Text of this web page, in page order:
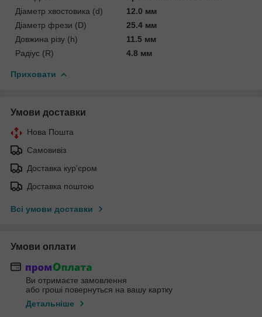
Діаметр хвостовика (d)
12.0 мм
Діаметр фрези (D)
25.4 мм
Довжина різу (h)
11.5 мм
Радіус (R)
4.8 мм
Приховати
Умови доставки
Нова Пошта
Самовивіз
Доставка кур'єром
Доставка поштою
Всі умови доставки
Умови оплати
Ви отримаєте замовлення
або гроші повернуться на вашу картку
Детальніше